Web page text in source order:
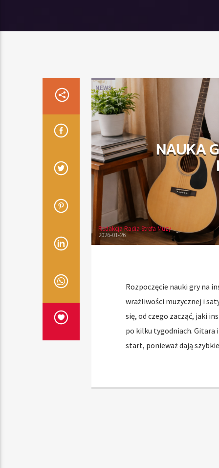
NEWS
NAUKA
Redakcja Radia Strefa Muzy
2026-01-26
Rozpoczęcie nauki gry na
wrażliwości muzycznej i
się, od czego zacząć, jaki
po kilku tygodniach. Gitara
start, ponieważ dają